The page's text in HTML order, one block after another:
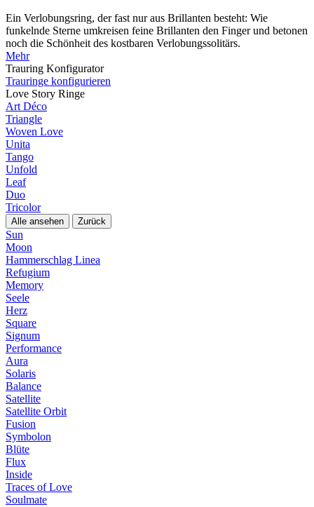
Ein Verlobungsring, der fast nur aus Brillanten besteht: Wie
funkelnde Sterne umkreisen feine Brillanten den Finger und betonen
noch die Schönheit des kostbaren Verlobungssolitärs.
Mehr
Trauring Konfigurator
Trauringe konfigurieren
Love Story Ringe
Art Déco
Triangle
Woven Love
Unita
Tango
Unfold
Leaf
Duo
Tricolor
Alle ansehen Zurück
Sun
Moon
Hammerschlag Linea
Refugium
Memory
Seele
Herz
Square
Signum
Performance
Aura
Solaris
Balance
Satellite
Satellite Orbit
Fusion
Symbolon
Blüte
Flux
Inside
Traces of Love
Soulmate